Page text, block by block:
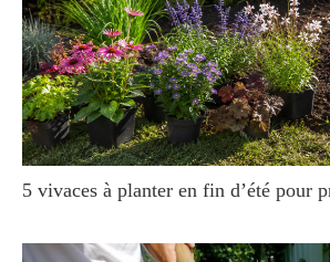
5 vivaces à planter en fin d’été pour